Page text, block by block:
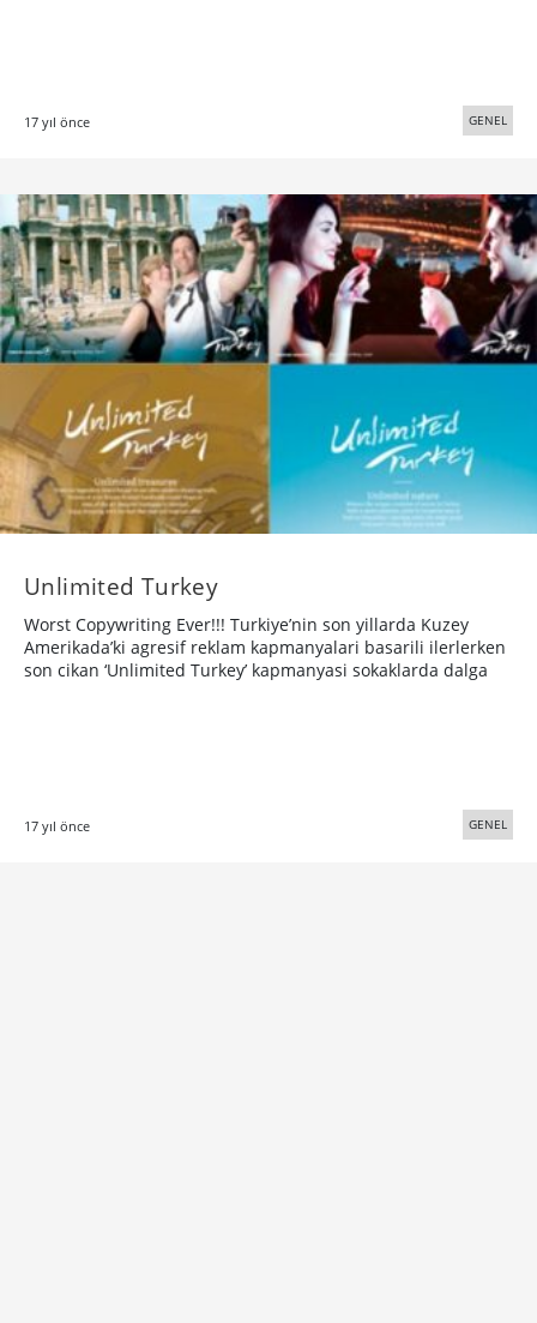
17 yıl önce GENEL
Unlimited Turkey
Worst Copywriting Ever!!! Turkiye’nin son yillarda Kuzey
Amerikada’ki agresif reklam kapmanyalari basarili ilerlerken
son cikan ‘Unlimited Turkey’ kapmanyasi sokaklarda dalga
17 yıl önce GENEL